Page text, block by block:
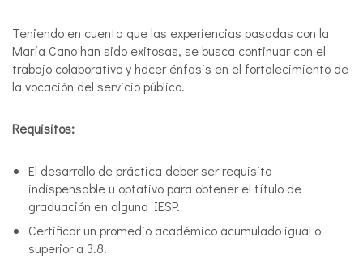
Teniendo en cuenta que las experiencias pasadas con la
María Cano han sido exitosas, se busca continuar con el
trabajo colaborativo y hacer énfasis en el fortalecimiento de
la vocación del servicio público.
Requisitos:
El desarrollo de práctica deber ser requisito
indispensable u optativo para obtener el título de
graduación en alguna IESP.
Certificar un promedio académico acumulado igual o
superior a 3.8.